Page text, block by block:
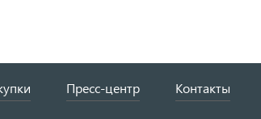
Пресс-центр Контакты